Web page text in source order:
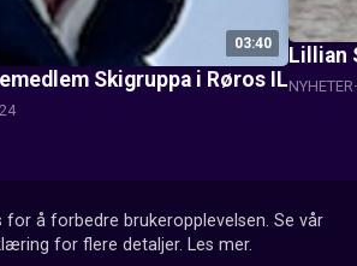
03:40
Skigruppa i Røros IL
Lillian
NYHETER
å forbedre brukeropplevelsen. Se vår
for flere detaljer. Les mer.